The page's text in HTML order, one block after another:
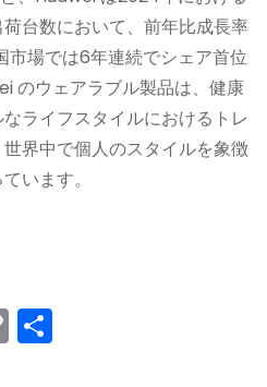
台数において、前年比成長率
市場では6年連続でシェア首位
のウェアラブル製品は、健康
ライフスタイルにおけるトレ
界中で個人のスタイルを象徴
います。
C
o